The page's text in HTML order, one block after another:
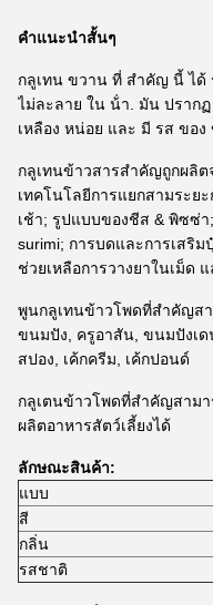
คําแนะนําสั้นๆ
กลูเทน ขวาน ที่ สําคัญ นี้ ได้
ไม่ละลาย ใน น้ํา. มัน ปราก
เหลือง หน่อย และ มี รส ขอ
กลูเทนข้าวสารสําคัญถูกผลิ
เทคโนโลยีการแยกสามระย
เช้า; รูปแบบของชีส & พิซซ่
surimi; การบดและการเสริม
ช่วยเหลือการวางยาในเม็ด แ
พูนกลูเทนข้าวโพดที่สําคัญส
ขนมปัง, ครูอาสัน, ขนมปังเด
สปอง, เค้กครีม, เค้กปอนด์
กลูเตนข้าวโพดที่สําคัญสาม
ผลิตอาหารสัตว์เลี้ยงได้
ลักษณะสินค้า:
แบบ
สี
กลิ่น
รสชาติ